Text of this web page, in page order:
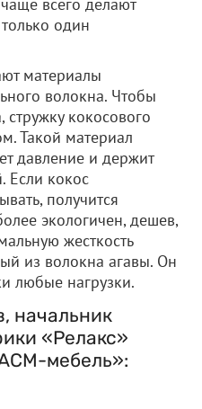
один
материалы
волокна. Чтобы
стружку кокосового
Такой материал
давление и держит
Если кокос
получится
экологичен, дешев,
жесткость
из волокна агавы. Он
любые нагрузки.
начальник
«Релакс»
мебель»: